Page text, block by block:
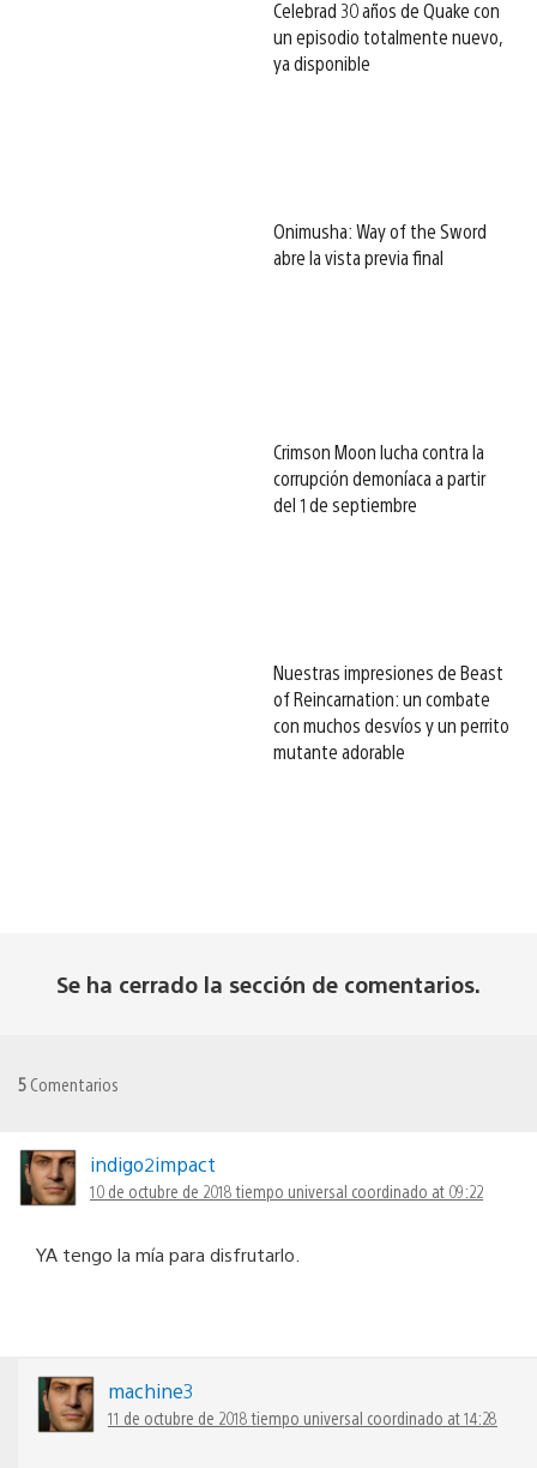
Celebrad 30 años de Quake con
un episodio totalmente nuevo,
ya disponible
Onimusha: Way of the Sword
abre la vista previa final
Crimson Moon lucha contra la
corrupción demoníaca a partir
del 1 de septiembre
Nuestras impresiones de Beast
of Reincarnation: un combate
con muchos desvíos y un perrito
mutante adorable
Se ha cerrado la sección de comentarios.
5 Comentarios
indigo2impact
10 de octubre de 2018 tiempo universal coordinado at 09:22
YA tengo la mía para disfrutarlo.
machine3
11 de octubre de 2018 tiempo universal coordinado at 14:28